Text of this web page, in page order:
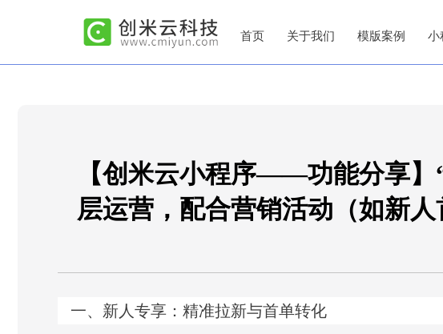
首页 关于我们 模版案例 小
【创米云小程序——功能分享】
层运营，配合营销活动（如新
一、新人专享：精准拉新与首单转化